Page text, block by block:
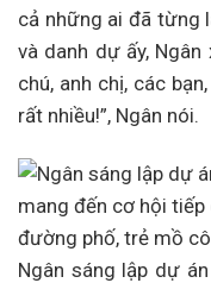
cả những ai đã từng
và danh dự ấy,
chú, anh chị, các
rất nhiều!”, Ngân nói.
Ngân sáng lập dự